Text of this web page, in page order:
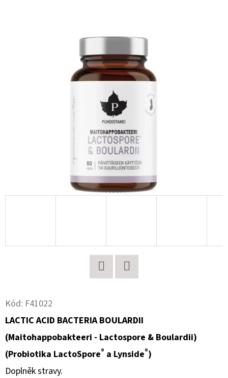
Kód: F41022
LACTIC ACID BACTERIA BOULARDII
(Maitohappobakteeri - Lactospore & Boulardii)
(Probiotika LactoSpore® a Lynside®)
Doplněk stravy.
O
R
U
Č
U
J